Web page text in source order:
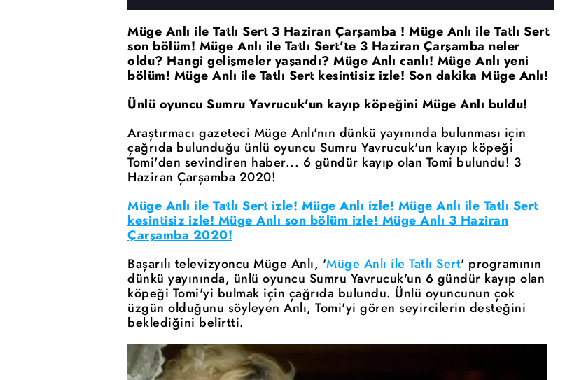
Müge Anlı ile Tatlı Sert 3 Haziran Çarşamba ! Müge Anlı ile Tatlı Sert
son bölüm! Müge Anlı ile Tatlı Sert'te 3 Haziran Çarşamba neler
oldu? Hangi gelişmeler yaşandı? Müge Anlı canlı! Müge Anlı yeni
bölüm! Müge Anlı ile Tatlı Sert kesintisiz izle! Son dakika Müge Anlı!
Ünlü oyuncu Sumru Yavrucuk'un kayıp köpeğini Müge Anlı buldu!
Araştırmacı gazeteci Müge Anlı'nın dünkü yayınında bulunması için
çağrıda bulunduğu ünlü oyuncu Sumru Yavrucuk'un kayıp köpeği
Tomi'den sevindiren haber... 6 gündür kayıp olan Tomi bulundu! 3
Haziran Çarşamba 2020!
Müge Anlı ile Tatlı Sert izle! Müge Anlı izle! Müge Anlı ile Tatlı Sert
kesintisiz izle! Müge Anlı son bölüm izle! Müge Anlı 3 Haziran
Çarşamba 2020!
Başarılı televizyoncu Müge Anlı, 'Müge Anlı ile Tatlı Sert' programının
dünkü yayınında, ünlü oyuncu Sumru Yavrucuk'un 6 gündür kayıp olan
köpeği Tomi'yi bulmak için çağrıda bulundu. Ünlü oyuncunun çok
üzgün olduğunu söyleyen Anlı, Tomi'yi gören seyircilerin desteğini
beklediğini belirtti.